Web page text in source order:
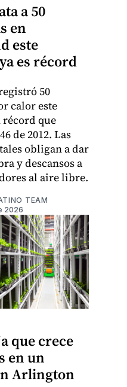
a 50
en
este
es récord
50
calor este
que
de 2012. Las
obligan a dar
y descansos a
al aire libre.
TEAM
2026
que crece
en un
Arlington